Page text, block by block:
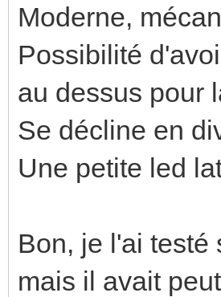
Moderne,
Possibilité
au dessus pour
Se décline en
Une petite led
Bon, je l'ai testé
mais il avait